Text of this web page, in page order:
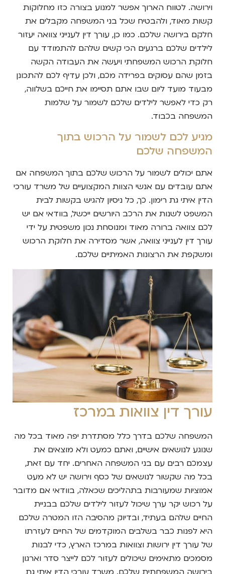
וירושה. לטווח הארוך אפשר למנוע בצורה כזו מחלוקות
קשות מאוד, ולהבטיח שכל בני המשפחה מקבלים את
חלקם בירושה שלכם. כמו כן, עורך דין לענייני צוואה יעזור
לילדים שלכם ברגעים הכי קשים שלהם להתמודד עם
חלוקת הרכוש המשפחתי ויעשה את העבודה הקשה
בזמן שהם עסוקים בפרידה מכם, ולכן עדיף לכם להתכונן
מבעוד מועד ליום שבו אתם תסיימו את חייכם בשלווה,
רק כדי לאפשר לילדים שלכם לשמור על שלמות
המשפחה בכבוד.
מגיע לכם לשמור על הרכוש בתוך
המשפחה שלכם
אתם יכולים לשמור על הרכוש שלכם בתוך המשפחה אם
אתם עובדים עם אנשי הצוות המקצועיים של משרד עורכי
הדין איתי גת רימון. כך, כל ניסיון להגיש בקשות לבית
המשפט לשנות את הרכב היורשים ייכשל, בוודאי אם יש
לכם צוואה ברורה מאוד ומנוסחת נכון משפטית על ידי
עורך דין לענייני צוואה, אשר מסדירה את חלוקת הרכוש
ומשקפת את הרצונות האמיתיים שלכם.
עורך דין צוואות במרכז
המשפחה שלכם בדרך כלל מסתדרת יפה מאוד בכל מה
שנוגע לנושאים אישיים, ואתם כמעט ולא מוצאים את
עצמכם רבים עם בני המשפחה האחרים. יחד עם זאת,
בכל מה שקשור לנושאים של כסף וירושה יש לא מעט
אמוציות שמעורבות בתהליכים שכאלה, בוודאי אם מדובר
על רכוש יקר ערך שיכול לעזור לילדים שלכם בבניית
החיים שלהם בעתיד, ובדיוק מהסיבה הזו המטרה שלכם
היא לפנות כבר בשלבים המוקדמים של החיים לעזרתו
של עורך דין ירושות וצוואות במרכז הארץ, כדי לבנות
מסמכים מתאימים שיכולים לעזור לכם לייצר סדר וארגון